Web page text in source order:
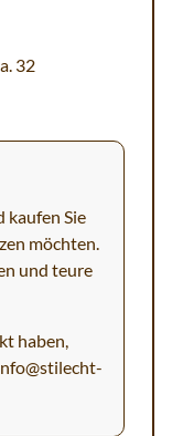
32
kaufen Sie
möchten.
und teure
haben,